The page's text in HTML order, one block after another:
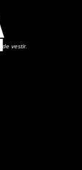
vestir.